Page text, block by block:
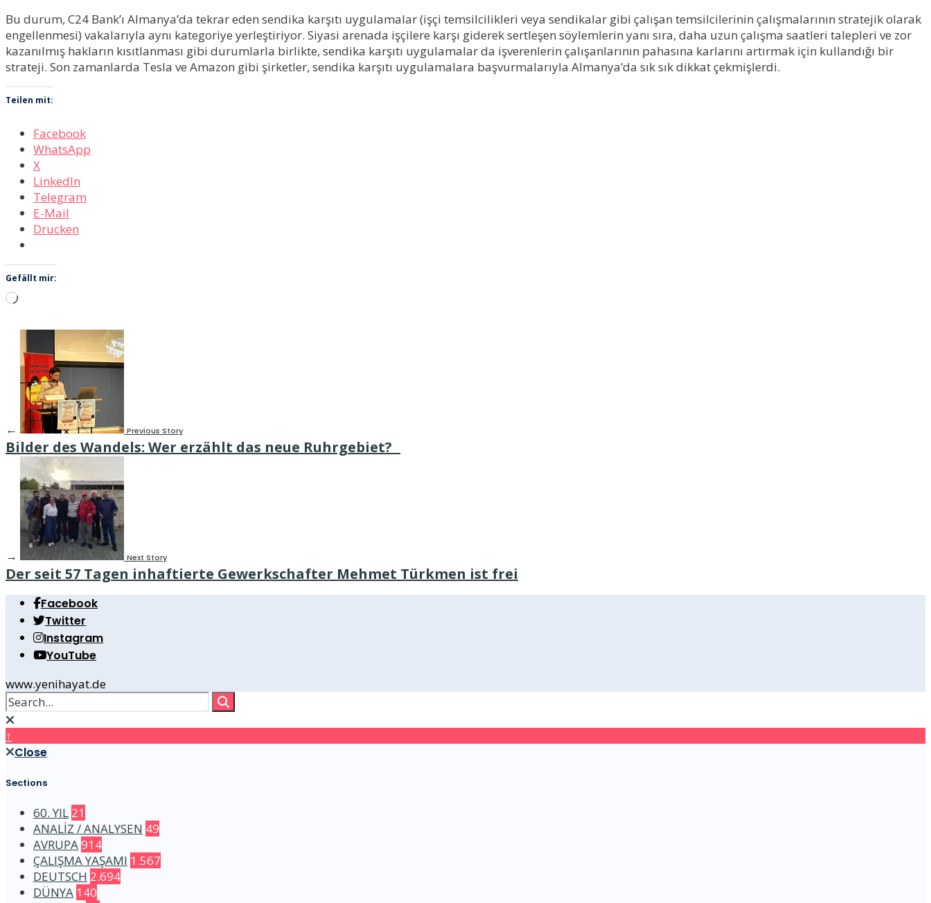
Bu durum, C24 Bank’ı Almanya’da tekrar eden sendika karşıtı uygulamalar (işçi temsilcilikleri veya sendikalar gibi çalışan temsilcilerinin çalışmalarının stratejik olarak
engellenmesi) vakalarıyla aynı kategoriye yerleştiriyor. Siyasi arenada işçilere karşı giderek sertleşen söylemlerin yanı sıra, daha uzun çalışma saatleri talepleri ve zor
kazanılmış hakların kısıtlanması gibi durumlarla birlikte, sendika karşıtı uygulamalar da işverenlerin çalışanlarının pahasına karlarını artırmak için kullandığı bir
strateji. Son zamanlarda Tesla ve Amazon gibi şirketler, sendika karşıtı uygulamalara başvurmalarıyla Almanya’da sık sık dikkat çekmişlerdi.
Teilen mit:
Facebook
WhatsApp
X
LinkedIn
Telegram
E-Mail
Drucken
Gefällt mir:
Wird
← Previous Story
Bilder des Wandels: Wer erzählt das neue Ruhrgebiet?
→ Next Story
Der seit 57 Tagen inhaftierte Gewerkschafter Mehmet Türkmen ist frei
Facebook
Twitter
Instagram
YouTube
www.yenihayat.de
↑
Close
Sections
60. YIL 21
ANALİZ / ANALYSEN 49
AVRUPA914
ÇALIŞMA YAŞAMI 1.567
DEUTSCH 2.694
DÜNYA 140